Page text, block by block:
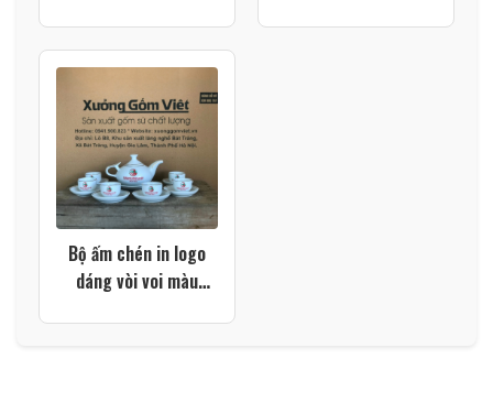
Bộ ấm chén in logo
dáng vòi voi màu